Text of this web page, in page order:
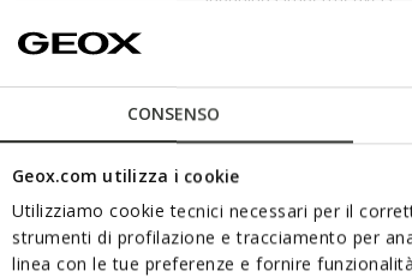
CONSENSO
Geox.com utilizza i cookie
Utilizziamo cookie tecnici necessari per il
strumenti di profilazione e tracciamento per
linea con le tue preferenze e fornire